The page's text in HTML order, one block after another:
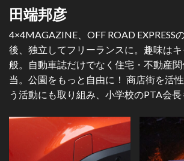
ニ
ュ
ー
田端邦彦
4×4MAGAZINE、OFF ROAD EXPRESS
後、独立してフリーランスに。趣味は
般。自動車誌だけでなく住宅・不動産
当。公園をもっと自由に！ 商店街を活
う活動にも取り組み、小学校のPTA会長